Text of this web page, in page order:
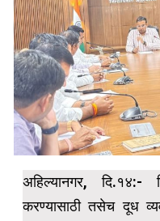
अहिल्यानगर, दि.१४:-
करण्यासाठी तसेच दूध